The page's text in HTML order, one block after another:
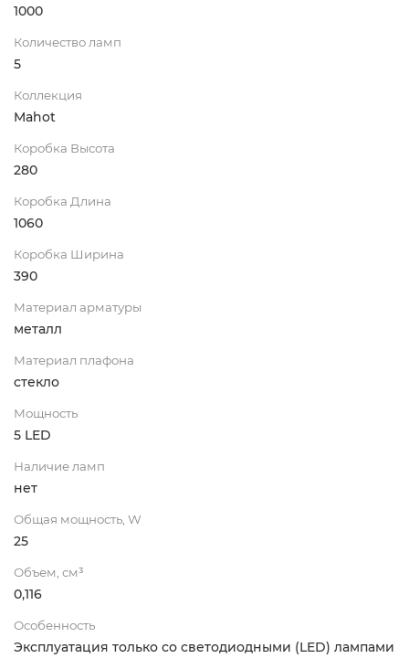
1000
Количество ламп
5
Коллекция
Mahot
Коробка Высота
280
Коробка Длина
1060
Коробка Ширина
390
Материал арматуры
металл
Материал плафона
стекло
Мощность
5 LED
Наличие ламп
нет
Общая мощность, W
25
Объем, см³
0,116
Особенность
Эксплуатация только со светодиодными (LED) лампами